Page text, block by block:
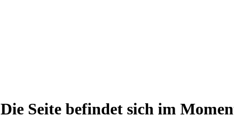
Die Seite befindet sich im